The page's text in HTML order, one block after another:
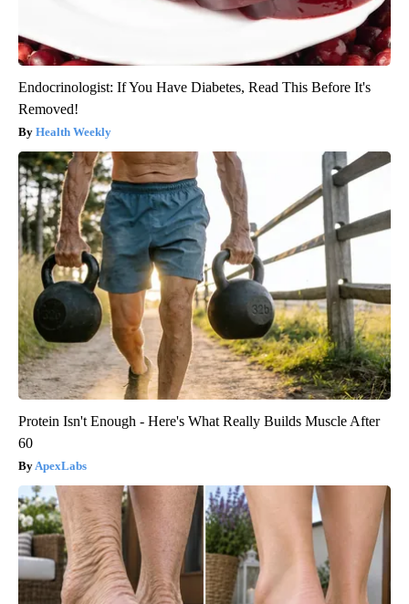
Endocrinologist: If You Have Diabetes, Read This Before It's
Removed!
Health Weekly
Protein Isn't Enough - Here's What Really Builds Muscle After
60
ApexLabs